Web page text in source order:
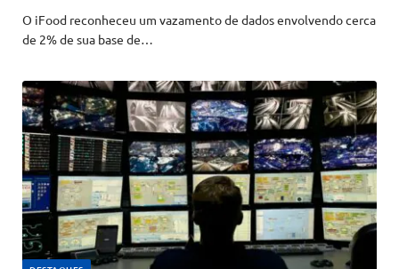
O iFood reconheceu um vazamento de dados envolvendo cerca
de 2% de sua base de…